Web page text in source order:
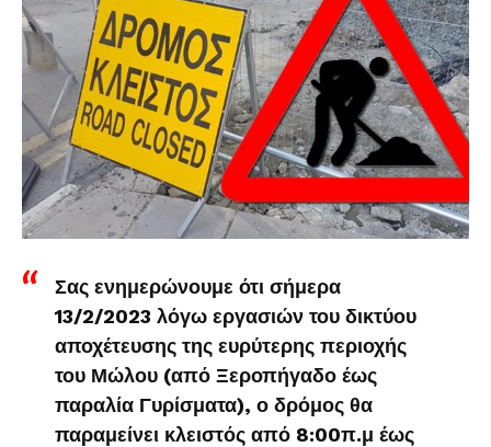
Σας ενημερώνουμε ότι σήμερα
13/2/2023 λόγω εργασιών του δικτύου
αποχέτευσης της ευρύτερης περιοχής
του Μώλου (από Ξεροπήγαδο έως
παραλία Γυρίσματα), ο δρόμος θα
παραμείνει κλειστός από 8:00π.μ έως